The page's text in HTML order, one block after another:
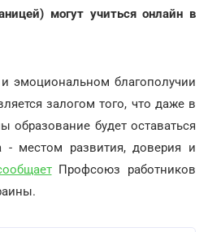
могут учиться онлайн в
эмоциональном благополучии
залогом того, что даже в
образование будет оставаться
- местом развития, доверия и
Профсоюз работников